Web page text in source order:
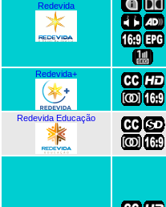
Redevida
Redevida+
Redevida Educação